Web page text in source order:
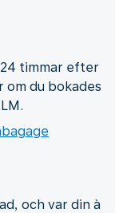
timmar efter
du bokades
och var din à